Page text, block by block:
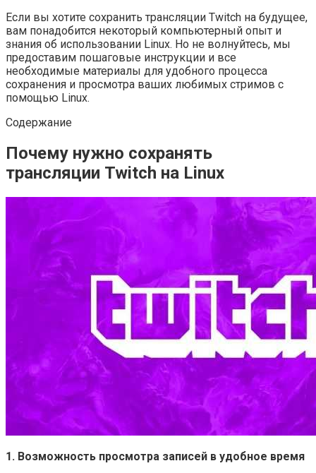
Если вы хотите сохранить трансляции Twitch на будущее,
вам понадобится некоторый компьютерный опыт и
знания об использовании Linux. Но не волнуйтесь, мы
предоставим пошаговые инструкции и все
необходимые материалы для удобного процесса
сохранения и просмотра ваших любимых стримов с
помощью Linux.
Содержание
Почему нужно сохранять
трансляции Twitch на Linux
1. Возможность просмотра записей в удобное время